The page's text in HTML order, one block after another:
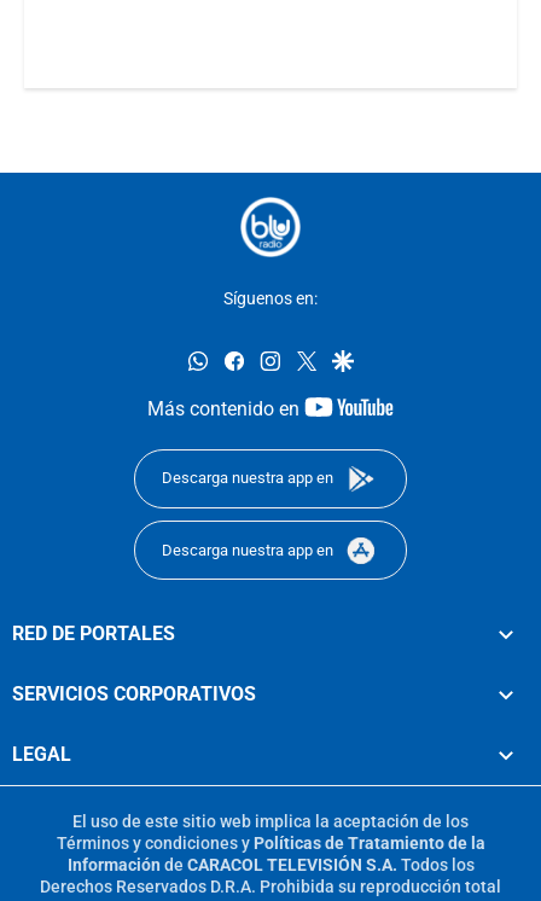
Síguenos en:
whatsappfacebookinstagram
twittergoogle
Más contenido en
youtube-
Descarga nuestra app en
Descarga nuestra app en
RED DE PORTALES
SERVICIOS CORPORATIVOS
LEGAL
El uso de este sitio web implica la aceptación de los
Términos y condicionesy Políticas de Tratamiento de la
Información de CARACOL TELEVISIÓN S.A. Todos los
Derechos Reservados D.R.A. Prohibida su reproducción total